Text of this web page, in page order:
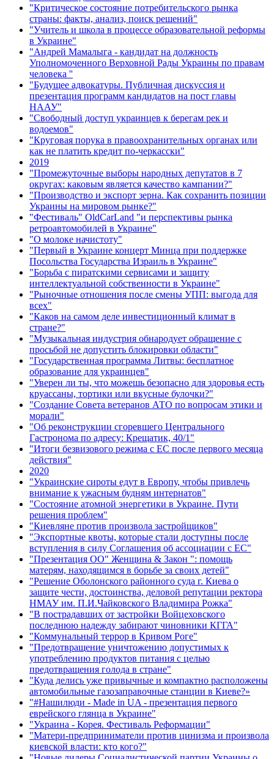
"Критическое состояние потребительского рынка
страны: факты, анализ, поиск решений"
"Учитель и школа в процессе образовательной реформы
в Украине"
"Андрей Мамалыга - кандидат на должность
Уполномоченного Верховной Рады Украины по правам
человека ''
"Будущее адвокатуры. Публичная дискуссия и
презентация программ кандидатов на пост главы
НААУ"
"Свободный доступ украинцев к берегам рек и
водоемов"
"Круговая порука в правоохранительных органах или
как не платить кредит по-черкасски"
2019
"Промежуточные выборы народных депутатов в 7
округах: каковым является качество кампании?"
"Производство и экспорт зерна. Как сохранить позиции
Украины на мировом рынке?"
"Фестиваль" OldCarLand "и перспективы рынка
ретроавтомобилей в Украине"
"О молоке начистоту"
"Первый в Украине концерт Минца при поддержке
Посольства Государства Израиль в Украине"
"Борьба с пиратскими сервисами и защиту
интеллектуальной собственности в Украине"
"Рыночные отношения после смены УПП: выгода для
всех"
"Каков на самом деле инвестиционный климат в
стране?"
"Музыкальная индустрия обнародует обращение с
просьбой не допустить блокировки области"
"Государственная программа Литвы: бесплатное
образование для украинцев"
"Уверен ли ты, что можешь безопасно для здоровья есть
круассаны, тортики или вкусные булочки?"
"Создание Совета ветеранов АТО по вопросам этики и
морали"
"Об реконструкции сгоревшего Центрального
Гастронома по адресу: Крещатик, 40/1"
"Итоги безвизового режима с ЕС после первого месяца
действия"
2020
"Украинские сироты едут в Европу, чтобы привлечь
внимание к ужасным будням интернатов"
"Состояние атомной энергетики в Украине. Пути
решения проблем"
"Киевляне против произвола застройщиков"
"Экспортные квоты, которые стали доступны после
вступления в силу Соглашения об ассоциации с ЕС"
"Презентация ОО" Женщина & Закон ": помощь
матерям, находящимся в борьбе за своих детей"
"Решение Оболонского районного суда г. Киева о
защите чести, достоинства, деловой репутации ректора
НМАУ им. П.И.Чайковского Владимира Рожка"
"В пострадавших от застройки Войцеховского
последнюю надежду забирают чиновники КГГА"
"Коммунальный террор в Кривом Роге"
"Предотвращение уничтожению допустимых к
употреблению продуктов питания с целью
предотвращения голода в стране"
"Куда делись уже привычные и компактно расположены
автомобильные газозаправочные станции в Киеве?»
"#Нашилюди - Made in UA - презентация первого
еврейского глянца в Украине"
"Украина - Корея. Фестиваль Реформации"
"Матери-предприниматели против цинизма и произвола
киевской власти: кто кого?"